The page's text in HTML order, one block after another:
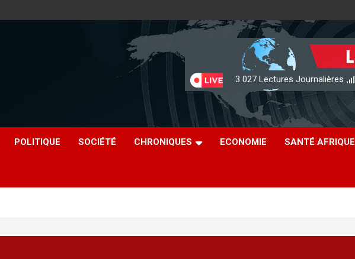
3 027Lectures Journalières
POLITIQUE SOCIÉTÉ CHRONIQUES ECONOMIE SANTÉ AFRIQUE